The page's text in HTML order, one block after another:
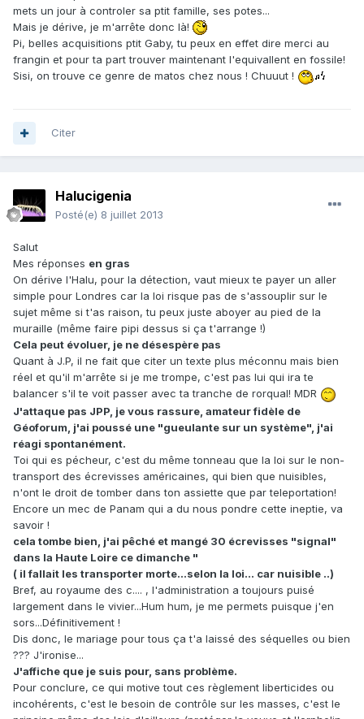
mets un jour à controler sa ptit famille, ses potes...
Mais je dérive, je m'arrête donc là!
Pi, belles acquisitions ptit Gaby, tu peux en effet dire merci au
frangin et pour ta part trouver maintenant l'equivallent en fossile!
Sisi, on trouve ce genre de matos chez nous ! Chuuut !
Citer
Halucigenia
Posté(e) 8 juillet 2013
Salut
Mes réponses en gras
On dérive l'Halu, pour la détection, vaut mieux te payer un aller
simple pour Londres car la loi risque pas de s'assouplir sur le
sujet même si t'as raison, tu peux juste aboyer au pied de la
muraille (même faire pipi dessus si ça t'arrange !)
Cela peut évoluer, je ne désespère pas
Quant à J.P, il ne fait que citer un texte plus méconnu mais bien
réel et qu'il m'arrête si je me trompe, c'est pas lui qui ira te
balancer s'il te voit passer avec ta tranche de rorqual! MDR
J'attaque pas JPP, je vous rassure, amateur fidèle de
Géoforum, j'ai poussé une "gueulante sur un système", j'ai
réagi spontanément.
Toi qui es pécheur, c'est du même tonneau que la loi sur le non-
transport des écrevisses américaines, qui bien que nuisibles,
n'ont le droit de tomber dans ton assiette que par teleportation!
Encore un mec de Panam qui a du nous pondre cette ineptie, va
savoir !
cela tombe bien, j'ai pêché et mangé 30 écrevisses "signal"
dans la Haute Loire ce dimanche "
( il fallait les transporter morte...selon la loi... car nuisible ..)
Bref, au royaume des c.... , l'administration a toujours puisé
largement dans le vivier...Hum hum, je me permets puisque j'en
sors...Définitivement !
Dis donc, le mariage pour tous ça t'a laissé des séquelles ou bien
??? J'ironise...
J'affiche que je suis pour, sans problème.
Pour conclure, ce qui motive tout ces règlement liberticides ou
incohérents, c'est le besoin de contrôle sur les masses, c'est le